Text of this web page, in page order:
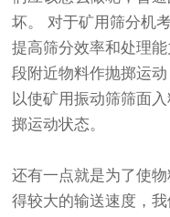
坏。 对于矿用 筛分机
提高筛分效率和处理
段附近物料作抛掷运
以使矿用振动筛筛面
掷运动状态。
还有一点就是为了使
得较大的输送速度，